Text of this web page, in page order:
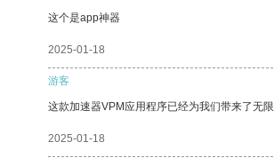
这个是app神器
2025-01-18
游客
这款加速器VPM应用程序已经为我们带来了无限
2025-01-18